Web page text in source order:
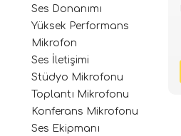
Ses Donanımı
Yüksek Performans
Mikrofon
Ses İletişimi
Stüdyo Mikrofonu
Toplantı Mikrofonu
Konferans Mikrofonu
Ses Ekipmanı